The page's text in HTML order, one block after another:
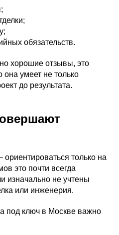
обязательств.
хорошие отзывы, это
она умеет не только
до результата.
только на
это почти всегда
изначально не учтены
или инженерия.
под ключ в Москве важно